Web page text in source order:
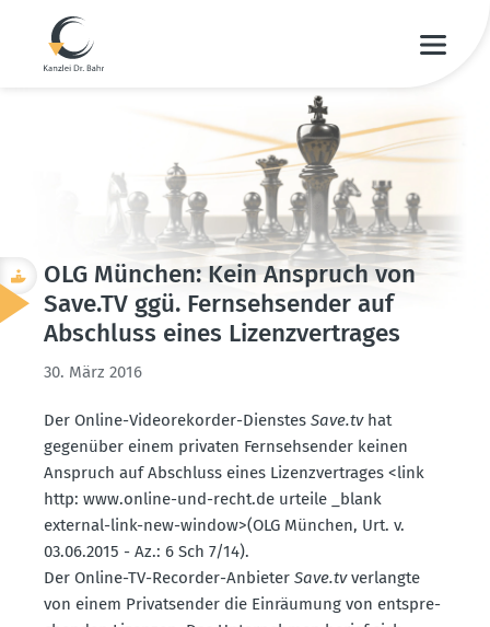
OLG München: Kein Anspruch von
Save.​TV ggü. Fernseh­sender auf
Abschluss eines Lizenz­ver­trages
30. März 2016
Der Online-Video­re­korder-Dienstes Save.tvhat
gegenüber einem privaten Fernseh­sender keinen
Anspruch auf Abschluss eines Lizenz­ver­trages <link
http: www.​online-​und-​recht.​de urteile _blank
external-link-new-window>(OLG München, Urt. v.
03.06.2015 - Az.: 6 Sch 7/14).
Der Online-TV-Recorder-Anbieter Save.tvverlangte
von einem Privat­sender die Einräumung von entspre­